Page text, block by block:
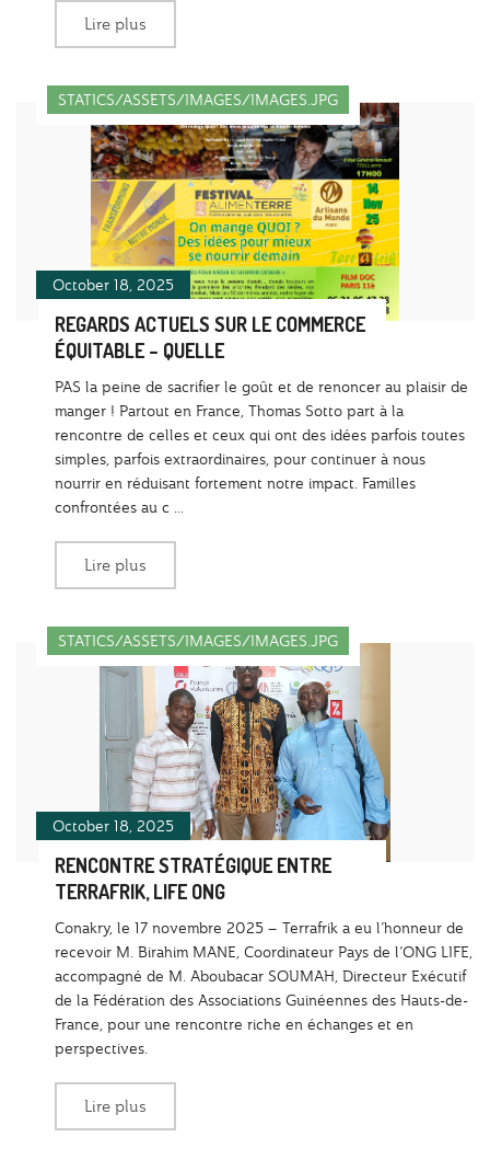
Lire plus
October 18, 2025
STATICS/ASSETS/IMAGES/IMAGES.JPG
REGARDS ACTUELS SUR LE COMMERCE
ÉQUITABLE – QUELLE
PAS la peine de sacrifier le goût et de renoncer au plaisir de
manger ! Partout en France, Thomas Sotto part à la
rencontre de celles et ceux qui ont des idées parfois toutes
simples, parfois extraordinaires, pour continuer à nous
nourrir en réduisant fortement notre impact. Familles
confrontées au c ...
Lire plus
October 18, 2025
STATICS/ASSETS/IMAGES/IMAGES.JPG
RENCONTRE STRATÉGIQUE ENTRE
TERRAFRIK, LIFE ONG
Conakry, le 17 novembre 2025 – Terrafrik a eu l’honneur de
recevoir M. Birahim MANE, Coordinateur Pays de l’ONG LIFE,
accompagné de M. Aboubacar SOUMAH, Directeur Exécutif
de la Fédération des Associations Guinéennes des Hauts-de-
France, pour une rencontre riche en échanges et en
perspectives.
Lire plus